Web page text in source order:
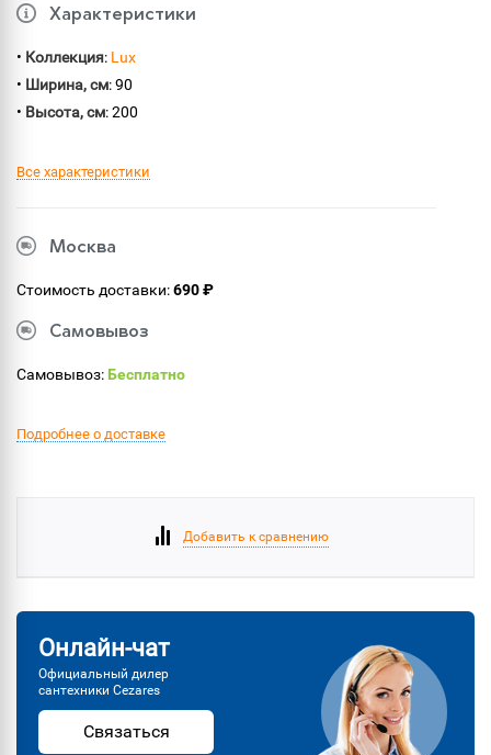
Характеристики
• Коллекция: Lux
• Ширина, см: 90
• Высота, см: 200
Все характеристики
Москва
Стоимость доставки:690 ₽
Самовывоз
Самовывоз:Бесплатно
Подробнее о доставке
Добавить к сравнению
Онлайн-чат
Официальный дилер
сантехники Cezares
Связаться